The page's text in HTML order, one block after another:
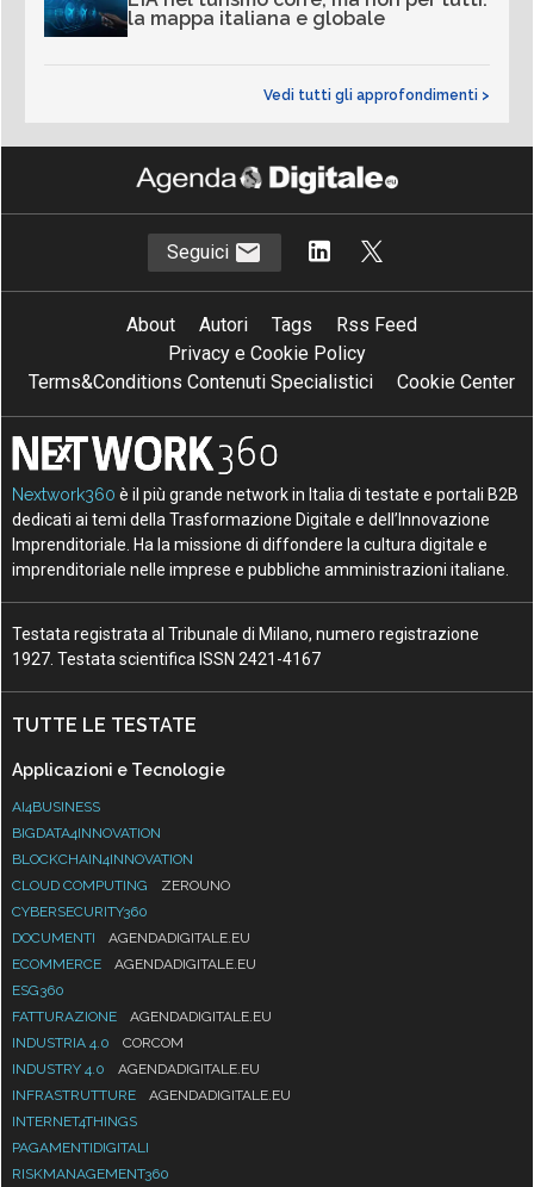
la mappa italiana e globale
Vedi tutti gli approfondimenti >
Seguici
About Autori Tags
Rss Feed
Privacy e Cookie Policy
Terms&Conditions Contenuti Specialistici
Cookie Center
Nextwork360 è il più grande network in Italia di testate e portali B2B
dedicati ai temi della Trasformazione Digitale e dell’Innovazione
Imprenditoriale. Ha la missione di diffondere la cultura digitale e
imprenditoriale nelle imprese e pubbliche amministrazioni italiane.
Testata registrata al Tribunale di Milano, numero registrazione
1927. Testata scientifica ISSN 2421-4167
TUTTE LE TESTATE
Applicazioni e Tecnologie
AI4BUSINESS
BIGDATA4INNOVATION
BLOCKCHAIN4INNOVATION
CLOUD COMPUTING
ZEROUNO
CYBERSECURITY360
DOCUMENTI
AGENDADIGITALE.EU
ECOMMERCE
AGENDADIGITALE.EU
ESG360
FATTURAZIONE
AGENDADIGITALE.EU
INDUSTRIA 4.0
CORCOM
INDUSTRY 4.0
AGENDADIGITALE.EU
INFRASTRUTTURE
AGENDADIGITALE.EU
INTERNET4THINGS
PAGAMENTIDIGITALI
RISKMANAGEMENT360